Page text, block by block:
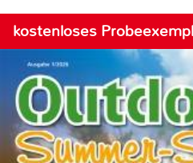
kostenloses